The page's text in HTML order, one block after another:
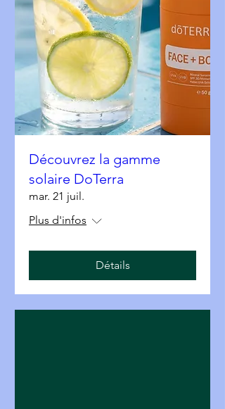
Découvrez la gamme
solaire DoTerra
mar. 21 juil.
Plus d'infos
Détails